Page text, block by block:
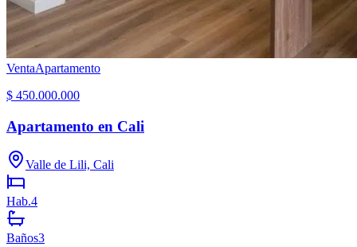
VentaApartamento
$ 450.000.000
Apartamento en Cali
Valle de Lili, Cali
Hab.4
Baños3